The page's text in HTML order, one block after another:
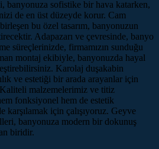
banyonuza sofistike bir hava katarken,
de en üst düzeyde korur. Cam
bu özel tasarım, banyonuzun
Adapazarı ve çevresinde, banyo
süreçlerinizde, firmamızın sunduğu
montaj ekibiyle, banyonuzda hayal
Karolaj duşakabin
ve estetiği bir arada arayanlar için
malzemelerimiz ve titiz
fonksiyonel hem de estetik
karşılamak için çalışıyoruz. Geyve
banyonuza modern bir dokunuş
biridir.